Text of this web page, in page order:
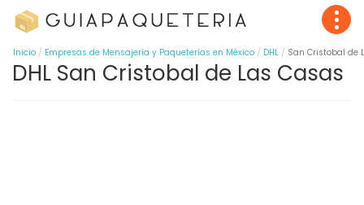
Inicio Empresas de Mensajería y Paqueterías en México DHL San Cristobal de
DHL San Cristobal de Las Casas